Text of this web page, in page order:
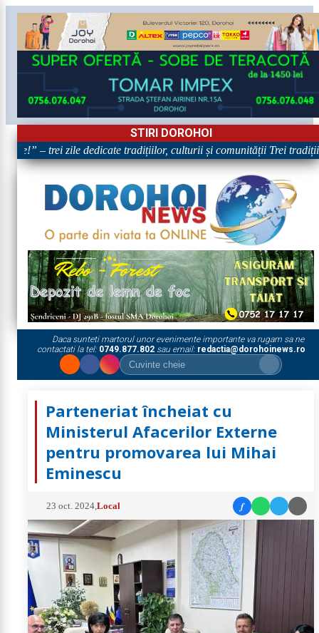
STIRI DOROHOI
– trei zile dedicate tradițiilor, culturii și comunității Trei tradiții.
Daca sunteti martorul unor evenimente importante va rugam sa ne
contactati la tel: 0749.877.802sau email: redactia@dorohoinews.ro
Parteneriat încheiat cu
Ministerul Afacerilor Externe
pentru promovarea lui Mihai
Eminescu
23 oct. 2024 ,Local f